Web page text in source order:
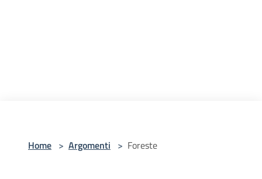
Home > Argomenti > Foreste